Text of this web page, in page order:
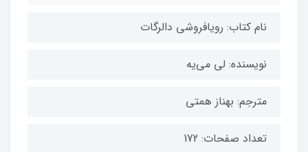
نام کتاب: رویافروشی دالرگات
نویسنده: لی می‌یه
مترجم: بهناز همتی
تعداد صفحات: 172